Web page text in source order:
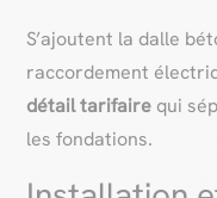
S’ajoutent la dalle
raccordement
détail tarifaire qui
les fondations.